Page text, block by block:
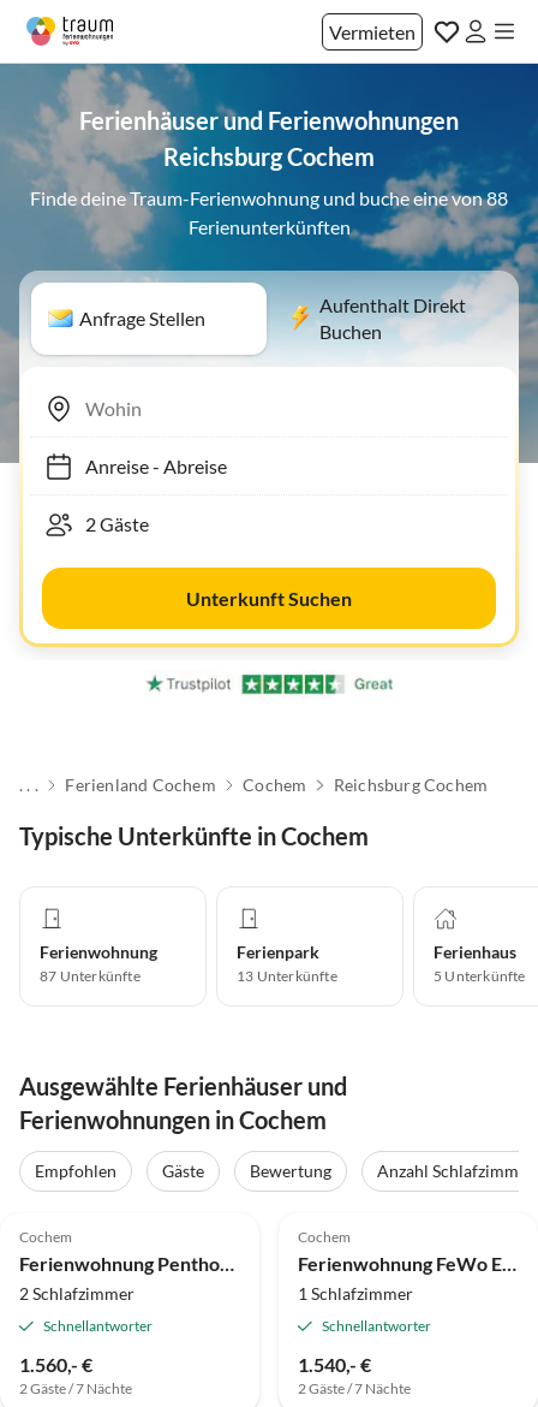
Vermieten
Ferienhäuser und Ferienwohnungen
Reichsburg Cochem
Finde deine Traum-Ferienwohnung und buche eine von 88
Ferienunterkünften
Anfrage Stellen
Aufenthalt Direkt
Buchen
Anreise- Abreise
Unterkunft Suchen
. . . Ferienland Cochem Cochem Reichsburg Cochem
Typische Unterkünfte in Cochem
Ferienwohnung
87 Unterkünfte
Ferienpark
13 Unterkünfte
Ferienhaus
5 Unterkünfte
Ausgewählte Ferienhäuser und
Ferienwohnungen in Cochem
Empfohlen Gäste Bewertung Anzahl Schlafzimmer
Luxus
Top-Inserat
Cochem
Ferienwohnung Penthouse Moseljuwel I
2 Schlafzimmer
Schnellantworter
1.560,- €
2 Gäste / 7 Nächte
Cochem
Ferienwohnung FeWo Excellence Juwel
1 Schlafzimmer
Schnellantworter
1.540,- €
2 Gäste / 7 Nächte